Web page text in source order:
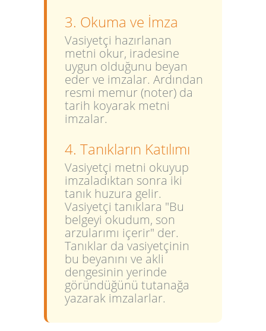
3. Okuma ve İmza
Vasiyetçi hazırlanan
metni okur, iradesine
uygun olduğunu beyan
eder ve imzalar. Ardından
resmi memur (noter) da
tarih koyarak metni
imzalar.
4. Tanıkların Katılımı
Vasiyetçi metni okuyup
imzaladıktan sonra iki
tanık huzura gelir.
Vasiyetçi tanıklara "Bu
belgeyi okudum, son
arzularımı içerir" der.
Tanıklar da vasiyetçinin
bu beyanını ve akli
dengesinin yerinde
göründüğünü tutanağa
yazarak imzalarlar.